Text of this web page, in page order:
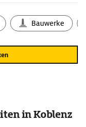
Bauwerke
in Koblenz